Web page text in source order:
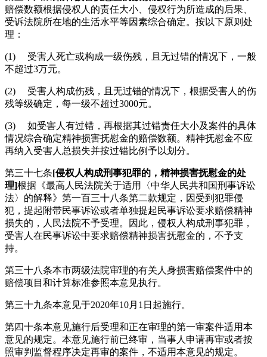
赔偿数额根据侵权人的责任大小、侵权行为所造成的后果、
受诉法院所在地的生活水平等因素综合确定。按以下原则处
理：
(1) 受害人死亡或构成一级伤残，且无过错的情况下，一般
不超过3万元。
(2) 受害人构成伤残，且无过错的情况下，根据受害人的伤
残等级确定，每一级不超过3000元。
(3) 如受害人有过错，再根据其过错责任大小及案件的具体
情况综合确定精神损害抚慰金的赔偿数额。精神抚慰金不应
再纳入受害人总损失并按过错比例予以划分。
第三十七条[侵权人构成刑事犯罪的，精神损害抚慰金的处
理]根据《最高人民法院关于适用〈中华人民共和国刑事诉讼
法〉的解释》第一百三十八条第二款规定，因受到犯罪侵
犯，提起附带民事诉讼或者单独提起民事诉讼要求赔偿精神
损失的，人民法院不予受理。因此，侵权人构成刑事犯罪，
受害人在民事诉讼中要求赔偿精神损害抚慰金的，不予支
持。
第三十八条本市两级法院审理的有关人身损害赔偿案件中的
赔偿项目和计算标准参照本意见执行。
第三十九条本意见于2020年10月1日起施行。
第四十条本意见施行后受理和正在审理的第一审案件适用本
意见的规定。本意见施行前已终审，当事人申请再审或者按
照审判监督程序决定再审的案件，不适用本意见的规定。